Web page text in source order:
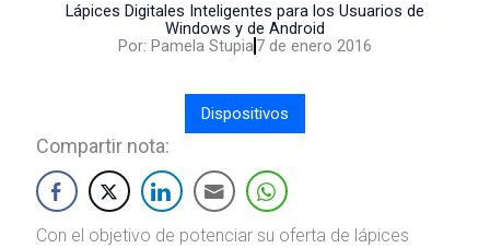
Lápices Digitales Inteligentes para los Usuarios de
Windows y de Android
Por: Pamela Stupia7 de enero 2016
Dispositivos
Compartir nota:
Con el objetivo de potenciar su oferta de lápices